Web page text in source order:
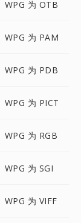
WPG 为 OTB
WPG 为 PAM
WPG 为 PDB
WPG 为 PICT
WPG 为 RGB
WPG 为 SGI
WPG 为 VIFF